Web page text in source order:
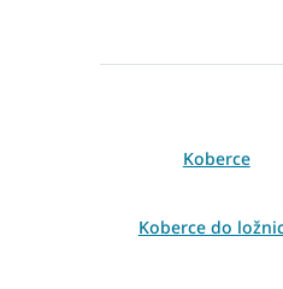
Koberce
Koberce do